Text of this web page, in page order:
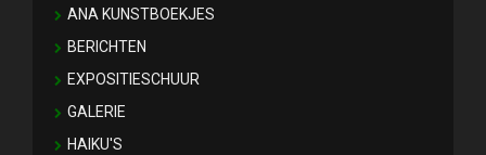
ANA KUNSTBOEKJES
BERICHTEN
EXPOSITIESCHUUR
GALERIE
HAIKU'S